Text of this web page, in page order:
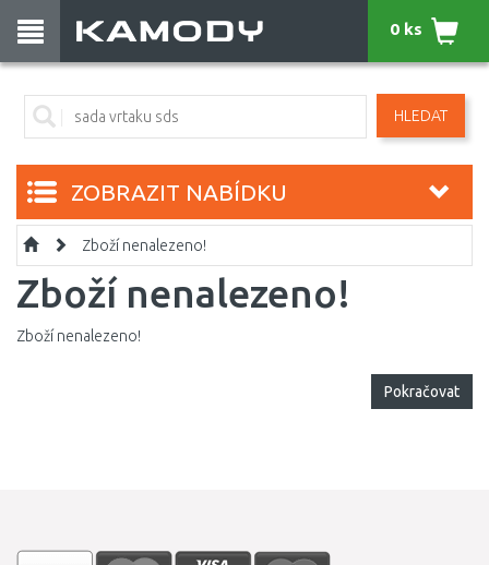
HLEDAT
0 ks
ZOBRAZIT NABÍDKU
Zboží nenalezeno!
Zboží nenalezeno!
Zboží nenalezeno!
Pokračovat